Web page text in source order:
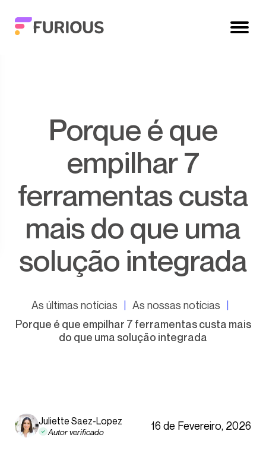
Porque é que
empilhar 7
ferramentas custa
mais do que uma
solução integrada
As últimas notícias
As nossas notícias
Porque é que empilhar 7 ferramentas custa mais
do que uma solução integrada
Juliette Saez-Lopez
Autor verificado 16 de Fevereiro, 2026